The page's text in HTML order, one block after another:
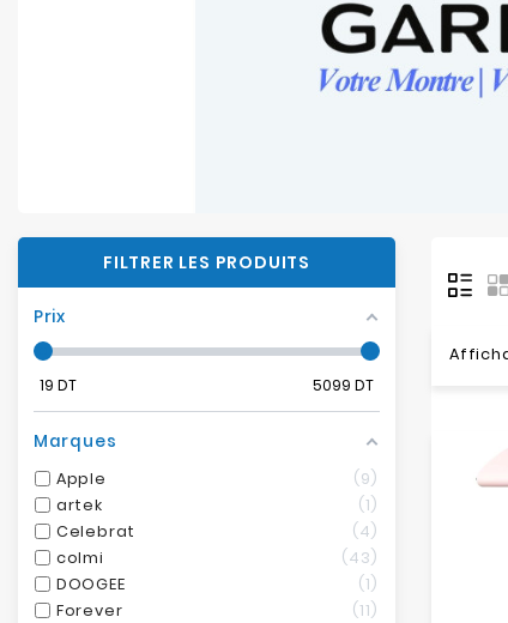
FILTRER LES PRODUITS
Prix
19 DT 5099 DT
Marques
Apple
9
artek
1
Celebrat
4
colmi
43
DOOGEE
1
Forever
11